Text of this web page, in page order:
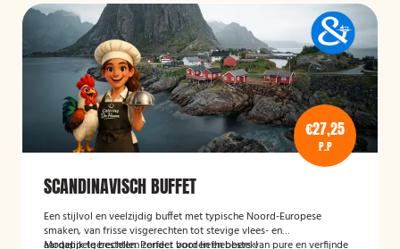
€27,25
P.P
SCANDINAVISCH BUFFET
Een stijlvol en veelzijdig buffet met typische Noord-Europese
smaken, van frisse visgerechten tot stevige vlees- en
aardappelgerechten. Perfect voor liefhebbers van pure en verfijnde
Mogelijk te bestellen zonder borden en bestek!